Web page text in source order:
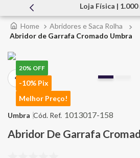
Loja Física | 1.000
Abridores e Saca Rolha
Abridor de Garrafa Cromado Umbra
20% OFF
-10% Pix
Melhor Preço!
1013017-158
Umbra
Abridor De Garrafa